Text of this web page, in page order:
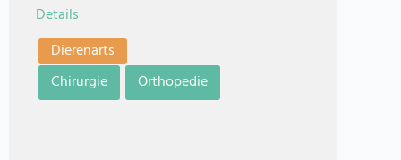
Details
Dierenarts
Chirurgie
Orthopedie